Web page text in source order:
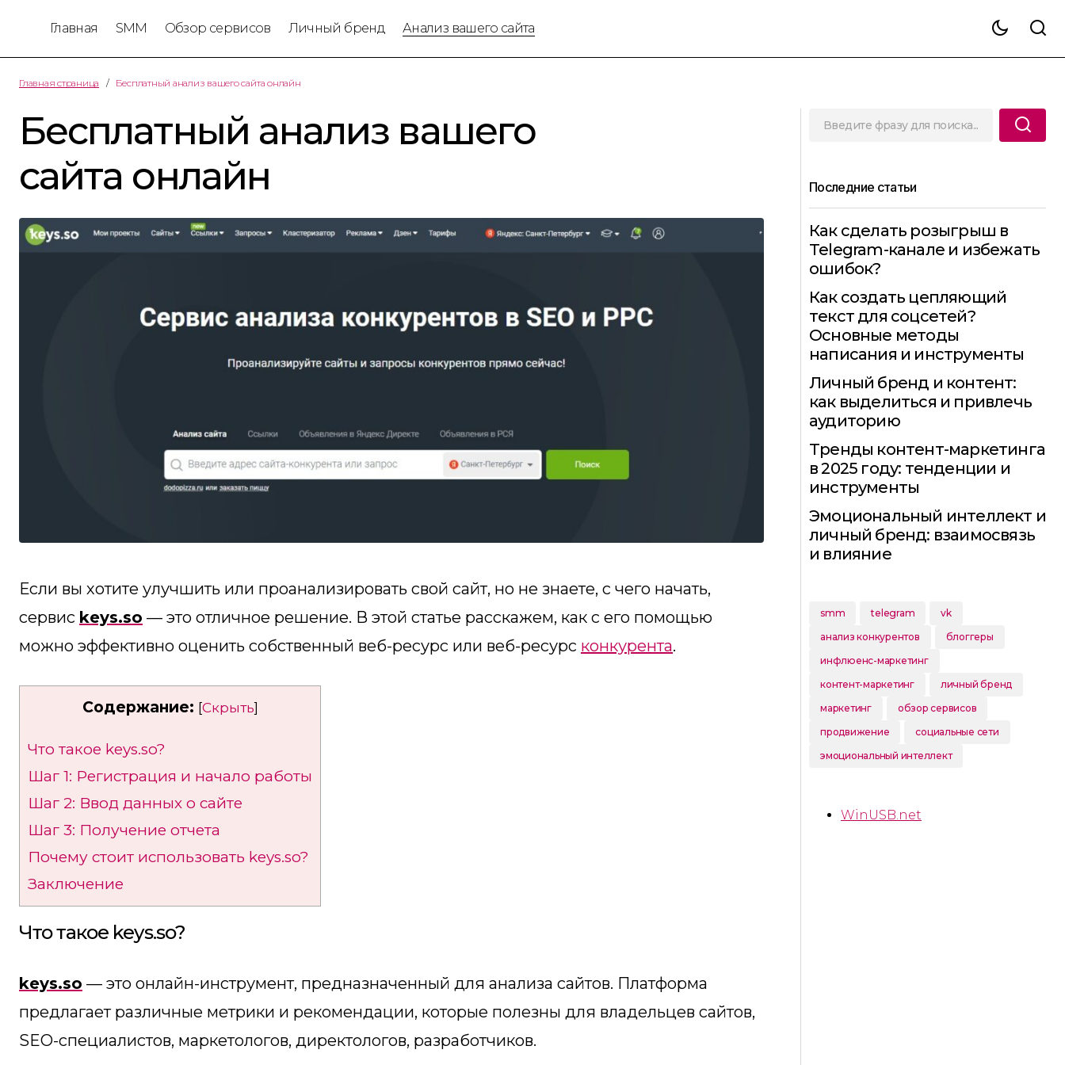
Главная SMM Обзор сервисов Личный бренд Анализ вашего сайта
Главная страница Бесплатный анализ вашего сайта онлайн
Бесплатный анализ вашего
сайта онлайн
Если вы хотите улучшить или проанализировать свой сайт, но не знаете, с чего начать,
сервис keys.so — это отличное решение. В этой статье расскажем, как с его помощью
можно эффективно оценить собственный веб-ресурс или веб-ресурс конкурента.
Содержание: [Скрыть]
Что такое keys.so?
Шаг 1: Регистрация и начало работы
Шаг 2: Ввод данных о сайте
Шаг 3: Получение отчета
Почему стоит использовать keys.so?
Заключение
Что такое keys.so?
keys.so — это онлайн-инструмент, предназначенный для анализа сайтов. Платформа
предлагает различные метрики и рекомендации, которые полезны для владельцев сайтов,
SEO-специалистов, маркетологов, директологов, разработчиков.
Последние статьи
Как сделать розыгрыш в
Telegram-канале и избежать
ошибок?
Как создать цепляющий
текст для соцсетей?
Основные методы
написания и инструменты
Личный бренд и контент:
как выделиться и привлечь
аудиторию
Тренды контент-маркетинга
в 2025 году: тенденции и
инструменты
Эмоциональный интеллект и
личный бренд: взаимосвязь
и влияние
smm telegram
vk
анализ конкурентов
блоггеры
инфлюенс-маркетинг
контент-маркетинг
личный бренд
маркетинг
обзор сервисов
продвижение
социальные сети
эмоциональный интеллект
WinUSB.net